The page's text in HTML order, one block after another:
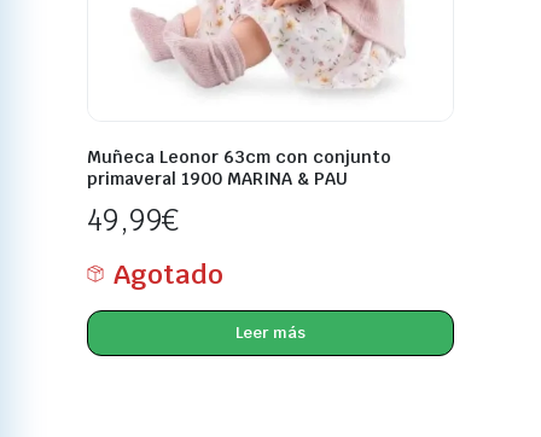
Muñeca Leonor 63cm con conjunto
primaveral 1900 MARINA & PAU
49,99€
Agotado
Leer más